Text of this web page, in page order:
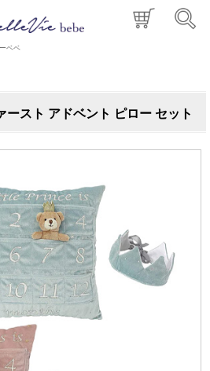
ベベ
ースト アドベント ピロー セット